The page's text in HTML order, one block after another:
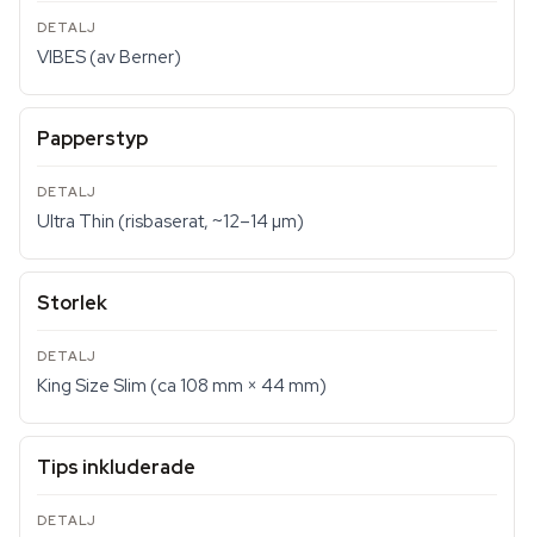
VIBES (av Berner)
Papperstyp
Ultra Thin (risbaserat, ~12–14 µm)
Storlek
King Size Slim (ca 108 mm × 44 mm)
Tips inkluderade